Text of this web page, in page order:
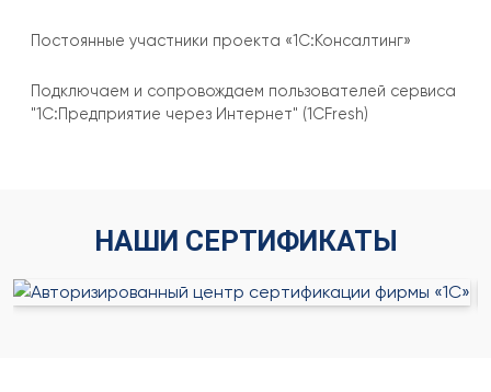
Постоянные участники проекта «1С:Консалтинг»
Подключаем и сопровождаем пользователей сервиса
"1С:Предприятие через Интернет" (1CFresh)
НАШИ СЕРТИФИКАТЫ